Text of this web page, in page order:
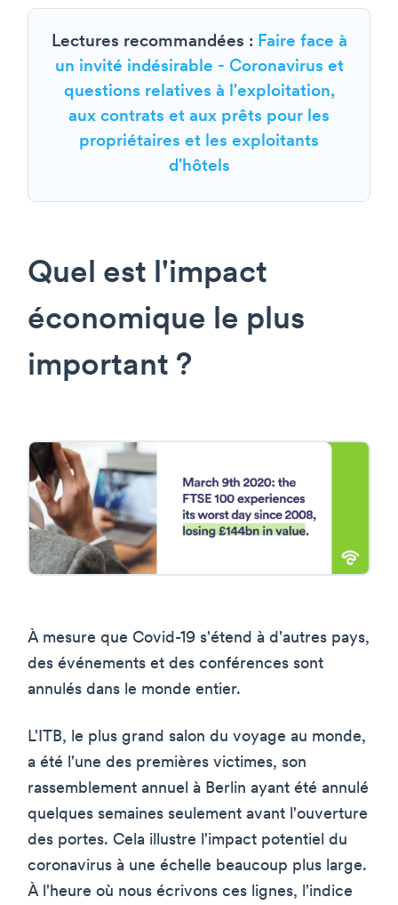
Lectures recommandées : Faire face à
un invité indésirable - Coronavirus et
questions relatives à l'exploitation,
aux contrats et aux prêts pour les
propriétaires et les exploitants
d'hôtels
Quel est l'impact
économique le plus
important ?
À mesure que Covid-19 s'étend à d'autres pays,
des événements et des conférences sont
annulés dans le monde entier.
L'ITB, le plus grand salon du voyage au monde,
a été l'une des premières victimes, son
rassemblement annuel à Berlin ayant été annulé
quelques semaines seulement avant l'ouverture
des portes. Cela illustre l'impact potentiel du
coronavirus à une échelle beaucoup plus large.
À l'heure où nous écrivons ces lignes, l'indice